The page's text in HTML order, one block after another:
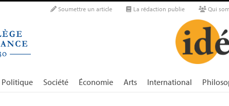
Soumettre un article La rédaction publie Qui
Politique Société Économie Arts International